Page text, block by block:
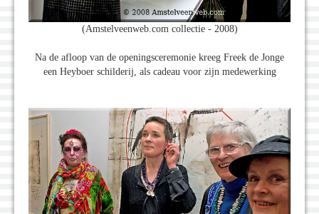
(Amstelveenweb.com collectie - 2008)
Na de afloop van de openingsceremonie kreeg Freek de Jonge
een Heyboer schilderij, als cadeau voor zijn medewerking